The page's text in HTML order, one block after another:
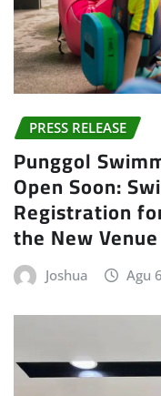
PRESS RELEASE
Punggol
Open Soon:
Registration
the New Venue
Joshua Agu